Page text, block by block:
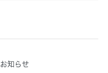
お知らせ